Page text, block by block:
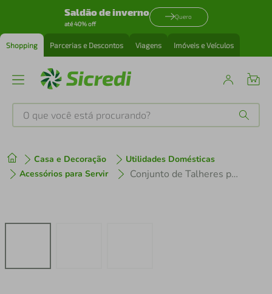
Saldão de inverno
até 40% off
Quero
Shopping Parcerias e Descontos Viagens Imóveis e Veículos
O que você está procurando?
Casa e Decoração
Utilidades Domésticas
Acessórios para Servir
Conjunto de Talheres para Salada Tramontina em Inox - 2 Peças
1º tenis